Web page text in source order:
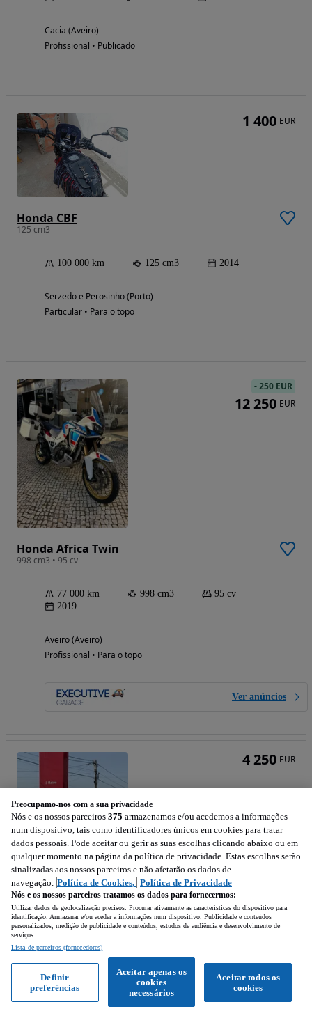
Cacia (Aveiro)
Profissional • Publicado
Honda CBF
125 cm3
100 000 km 125 cm3 2014
Serzedo e Perosinho (Porto)
Particular • Para o topo
1 400 EUR
Honda Africa Twin
998 cm3 • 95 cv
77 000 km 998 cm3
95 cv
2019
Aveiro (Aveiro)
Profissional • Para o topo
Ver anúncios
-250 EUR
12 250 EUR
Honda @125 CUV e:
2025
Cacia (Aveiro)
Profissional • Publicado
4 250 EUR
Preocupamo-nos com a sua privacidade
Nós e os nossos parceiros 375 armazenamos e/ou acedemos a informações
num dispositivo, tais como identificadores únicos em cookies para tratar
dados pessoais. Pode aceitar ou gerir as suas escolhas clicando abaixo ou em
qualquer momento na página da política de privacidade. Estas escolhas serão
sinalizadas aos nossos parceiros e não afetarão os dados de
navegação. Política de Cookies, Política de Privacidade
Nós e os nossos parceiros tratamos os dados para fornecermos:
Utilizar dados de geolocalização precisos. Procurar ativamente as características do dispositivo para
identificação. Armazenar e/ou aceder a informações num dispositivo. Publicidade e conteúdos
personalizados, medição de publicidade e conteúdos, estudos de audiência e desenvolvimento de
serviços.
Lista de parceiros (fornecedores)
Aceitar todos os
cookies
Aceitar apenas os
cookies
necessários
Definir
preferências